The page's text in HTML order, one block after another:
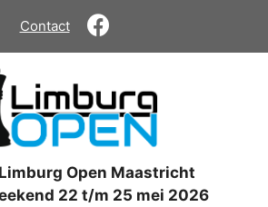
Contact
Limburg Open Maastricht
22 t/m 25 mei 2026